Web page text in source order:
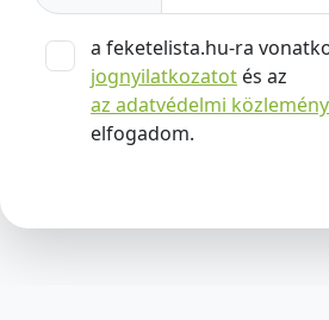
a feketelista.hu-ra
jognyilatkozatot és az
az adatvédelmi
elfogadom.